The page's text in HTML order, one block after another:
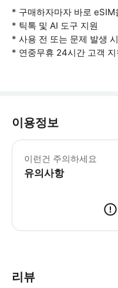
* 구매하자마자 바로 eSIM
* 틱톡 및 AI 도구 지원
* 사용 전 또는 문제 발생
* 연중무휴 24시간 고객 지
이용정보
이런건 주의하세요
유의사항
리뷰